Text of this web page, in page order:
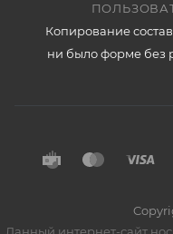
Копирование
ни было форме без